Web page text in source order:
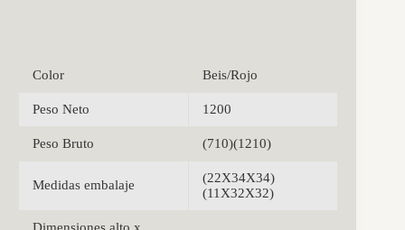
Color Beis/Rojo
Peso Neto 1200
Peso Bruto (710)(1210)
Medidas embalaje
(22X34X34)
(11X32X32)
Dimensiones alto x